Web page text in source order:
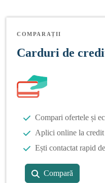
COMPARAȚII
Carduri de
Compari ofertele și
Aplici online la credit
Ești contactat rapid
Compară